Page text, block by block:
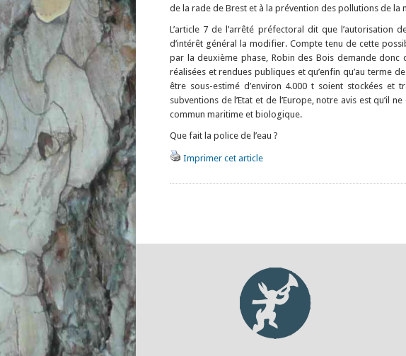
de la rade de Brest et à la prévention des pollutions de la
L’article 7 de l’arrêté préfectoral dit que
d’intérêt général la modifier. Compte tenu de cette
par la deuxième phase, Robin des Bois demande
réalisées et rendues publiques et qu’enfin qu’au terme
être sous-estimé d’environ 4.000 t soient stockées et
subventions de l’Etat et de l’Europe, notre avis est
commun maritime et biologique.
Que fait la police de l’eau ?
Imprimer cet article